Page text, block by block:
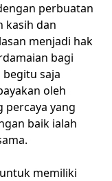
perbuatan
kasih dan
menjadi hak
bagi
saja
oleh
percaya yang
baik ialah
memiliki